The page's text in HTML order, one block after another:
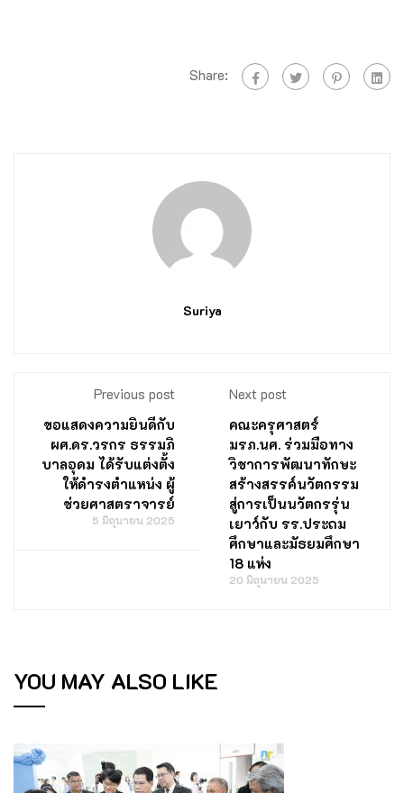
Share:
Suriya
Previous post
ขอแสดงความยินดีกับ
ผศ.ดร.วรกร ธรรมภิ
บาลอุดม ได้รับแต่งตั้ง
ให้ดำรงตำแหน่ง ผู้
ช่วยศาสตราจารย์
5 มิถุนายน 2025
Next post
คณะครุศาสตร์
มรภ.นศ. ร่วมมือทาง
วิชาการพัฒนาทักษะ
สร้างสรรค์นวัตกรรม
สู่การเป็นนวัตกรรุ่น
เยาว์กับ รร.ประถม
ศึกษาและมัธยมศึกษา
18 แห่ง
20 มิถุนายน 2025
YOU MAY ALSO LIKE